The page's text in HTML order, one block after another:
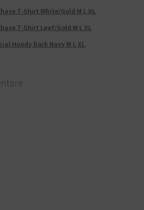
T-Shirt White/Gold M L XL
T-Shirt Leaf/Gold M L XL
Hoody Dark Navy M L XL